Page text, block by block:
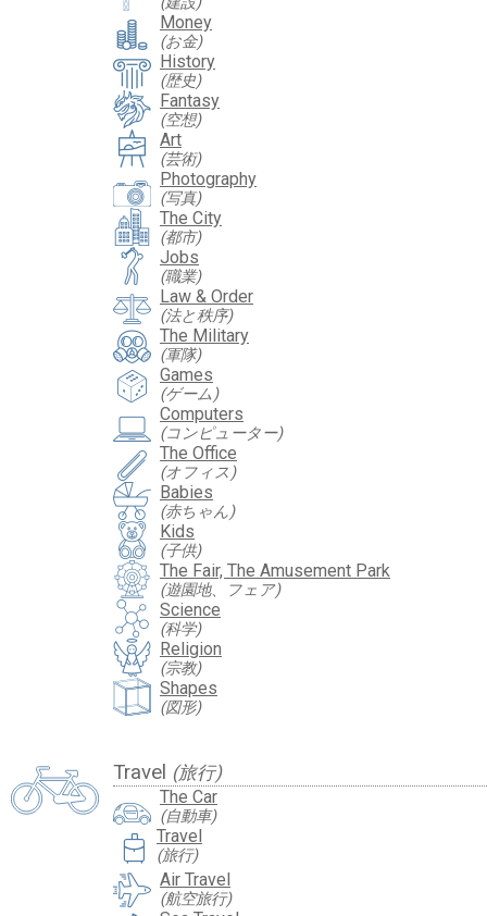
Money
(お金)
History
(歴史)
Fantasy
(空想)
Art
(芸術)
Photography
(写真)
The City
(都市)
Jobs
(職業)
Law & Order
(法と秩序)
The Military
(軍隊)
Games
(ゲーム)
Computers
(コンピューター)
The Office
(オフィス)
Babies
(赤ちゃん)
Kids
(子供)
The Fair, The Amusement Park
(遊園地、フェア)
Science
(科学)
Religion
(宗教)
Shapes
(図形)
Travel (旅行)
The Car
(自動車)
travel_luggage_and_bags Travel
(旅行)
Air Travel
(航空旅行)